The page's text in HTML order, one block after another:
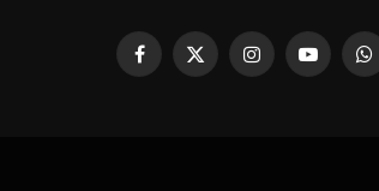
Facebook
X
InstagramYouTube